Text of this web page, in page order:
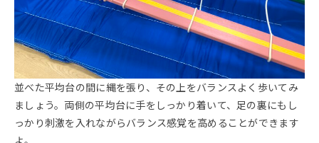
並べた平均台の間に縄を張り、その上をバランスよく歩いてみ
ましょう。両側の平均台に手をしっかり着いて、足の裏にもし
っかり刺激を入れながらバランス感覚を高めることができます
よ。